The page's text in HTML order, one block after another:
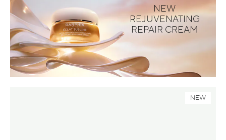
NEW
REJUVENATING
REPAIR CREAM
NEW